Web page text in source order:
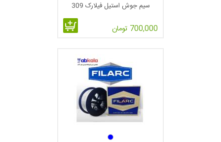
سیم جوش استیل فیلارک 309
700,000 تومان